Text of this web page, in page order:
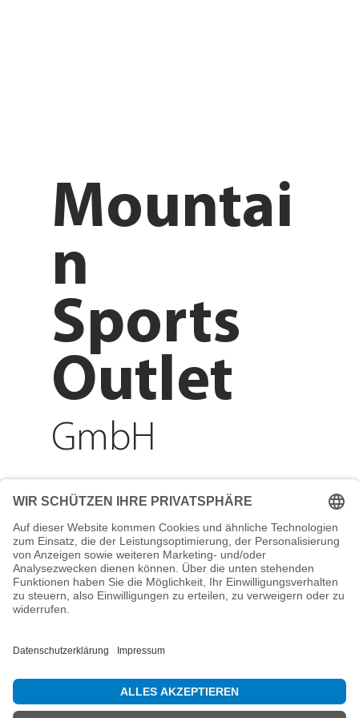
Adresse
Reichenberger Str. 1
84130 Dingolfing
Telefon
info@mountain-sports-
Mountai
n
Sports
Outlet
GmbH